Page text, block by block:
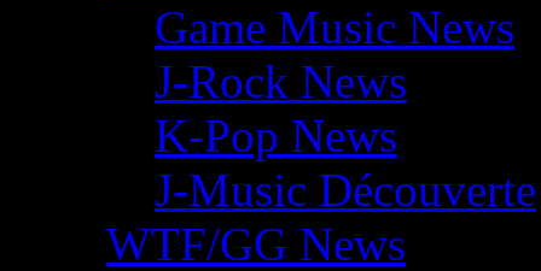
Game Music News
J-Rock News
K-Pop News
J-Music Découverte
WTF/GG News